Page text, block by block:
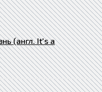
(англ. It's a